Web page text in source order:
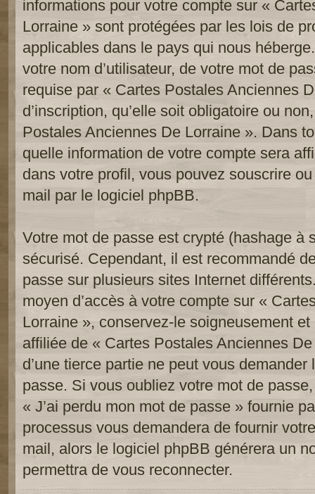
informations pour votre compte sur «
Lorraine » sont protégées par les lois de
applicables dans le pays qui nous
votre nom d’utilisateur, de votre mot de
requise par « Cartes Postales Anciennes
d’inscription, qu’elle soit obligatoire ou
Postales Anciennes De Lorraine ». Dans
quelle information de votre compte sera
dans votre profil, vous pouvez souscrire ou
mail par le logiciel phpBB.
Votre mot de passe est crypté (hashage à
sécurisé. Cependant, il est recommandé
passe sur plusieurs sites Internet
moyen d’accès à votre compte sur «
Lorraine », conservez-le soigneusement
affiliée de « Cartes Postales Anciennes
d’une tierce partie ne peut vous
passe. Si vous oubliez votre mot de
« J’ai perdu mon mot de passe » fournie
processus vous demandera de fournir
mail, alors le logiciel phpBB générera un
permettra de vous reconnecter.